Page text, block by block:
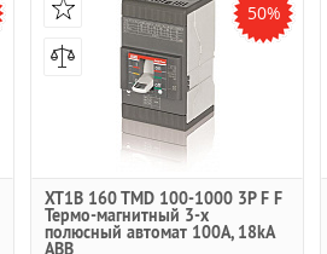
50%
XT1B 160 TMD 100-1000 3P F F
Термо-магнитный 3-х
полюсный автомат 100А, 18kA
ABB